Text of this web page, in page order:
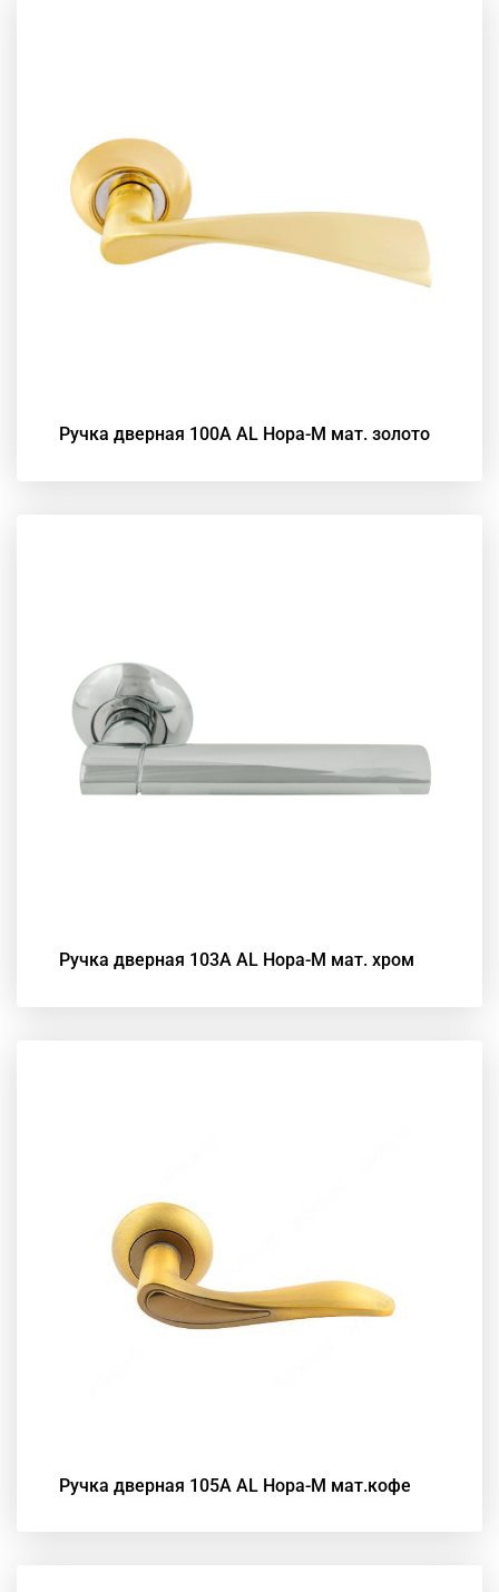
Ручка дверная 100А АL Нора-М мат. золото
Ручка дверная 103А АL Нора-М мат. хром
Ручка дверная 105А АL Нора-М мат.кофе